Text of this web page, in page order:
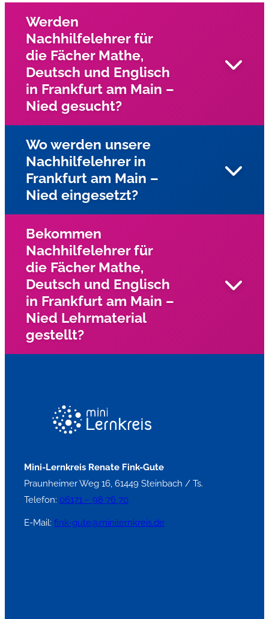
Werden
Nachhilfelehrer für
die Fächer Mathe,
Deutsch und Englisch
in Frankfurt am Main –
Nied gesucht?
Wir suchen in ganz Frankfurt und Umgebung und
Umgebung nach engagierten Nachhilfelehrern für die
Fächer Mathe, Deutsch, und Englisch?
Wo werden unsere
Nachhilfelehrer in
Frankfurt am Main –
Nied eingesetzt?
Unsere Nachhilfelehrer fahren zu den Schülern nach
Hause und geben Einzelnachhilfe.
Bekommen
Nachhilfelehrer für
die Fächer Mathe,
Deutsch und Englisch
in Frankfurt am Main –
Nied Lehrmaterial
gestellt?
Arbeitsblätter und Materialien für LRS und Dyskalkulie.
Mini-Lernkreis Renate Fink-Gute
Praunheimer Weg 16, 61449 Steinbach / Ts.
Telefon: 06171 – 98 76 70
E-Mail: fink-gute@minilernkreis.de